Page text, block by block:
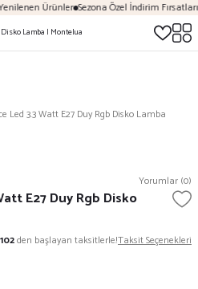
Ürünler Sezona Özel İndirim Fırsatları
Led 3.3 Watt E27 Duy Rgb Disko Lamba
Yorumlar (0)
E27 Duy Rgb Disko
den başlayan taksitlerle!Taksit Seçenekleri